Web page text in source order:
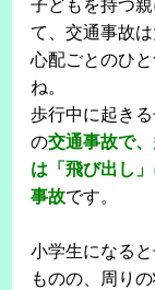
子どもを持つ
て、交通事故
心配ごとのひ
ね。
歩行中に起き
の交通事故で
は「飛び出し
事故です。
小学生になる
ものの、周り